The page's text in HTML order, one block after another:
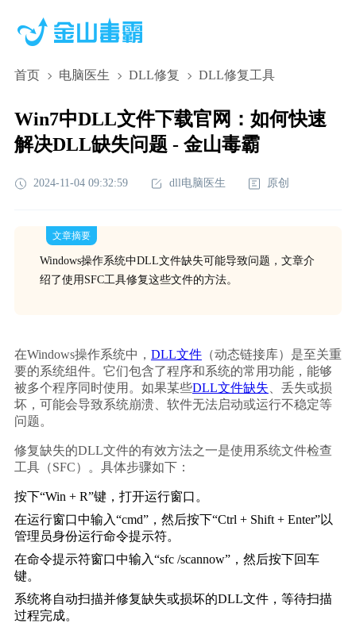
首页 电脑医生 DLL修复 DLL修复工具
Win7中DLL文件下载官网：如何快速
解决DLL缺失问题 - 金山毒霸
2024-11-04 09:32:59 dll电脑医生 原创
文章摘要
Windows操作系统中DLL文件缺失可能导致问题，文章介
绍了使用SFC工具修复这些文件的方法。
在Windows操作系统中， DLL文件（动态链接库）是至关重
要的系统组件。它们包含了程序和系统的常用功能，能够
被多个程序同时使用。如果某些DLL文件缺失 、丢失或损
坏，可能会导致系统崩溃、软件无法启动或运行不稳定等
问题。
修复缺失的DLL文件的有效方法之一是使用系统文件检查
工具（SFC）。具体步骤如下：
按下“Win + R”键，打开运行窗口。
在运行窗口中输入“cmd”，然后按下“Ctrl + Shift + Enter”以
管理员身份运行命令提示符。
在命令提示符窗口中输入“sfc /scannow”，然后按下回车
键。
系统将自动扫描并修复缺失或损坏的DLL文件，等待扫描
过程完成。